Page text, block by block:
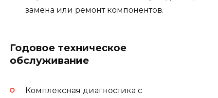
замена или ремонт компонентов.
Годовое техническое
обслуживание
Комплексная диагностика с